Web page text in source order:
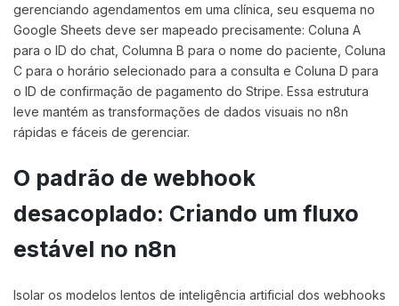
gerenciando agendamentos em uma clínica, seu esquema no
Google Sheets deve ser mapeado precisamente: Coluna A
para o ID do chat, Columna B para o nome do paciente, Coluna
C para o horário selecionado para a consulta e Coluna D para
o ID de confirmação de pagamento do Stripe. Essa estrutura
leve mantém as transformações de dados visuais no n8n
rápidas e fáceis de gerenciar.
O padrão de webhook
desacoplado: Criando um fluxo
estável no n8n
Isolar os modelos lentos de inteligência artificial dos webhooks